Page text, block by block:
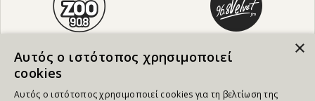
×
Αυτός ο ιστότοπος χρησιμοποιεί
cookies
Αυτός ο ιστότοπος χρησιμοποιεί cookies για τη βελτίωση της